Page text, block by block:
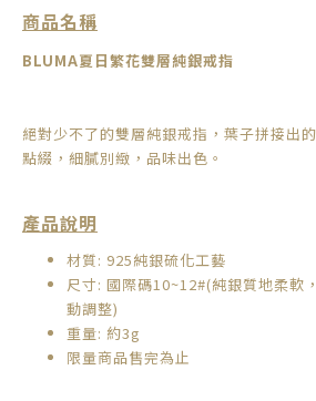
商品名稱
BLUMA夏日繁花雙層純銀戒指
絕對少不了的雙層純銀戒指，葉子拼接出
點綴，細膩別緻，品味出色。
產品說明
材質: 925純銀硫化工藝
尺寸: 國際碼10~12#(純銀質地柔軟，
動調整)
重量: 約3g
限量商品售完為止